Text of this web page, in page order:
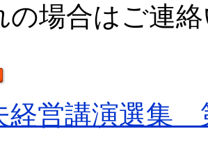
の場合はご連
経営講演選集